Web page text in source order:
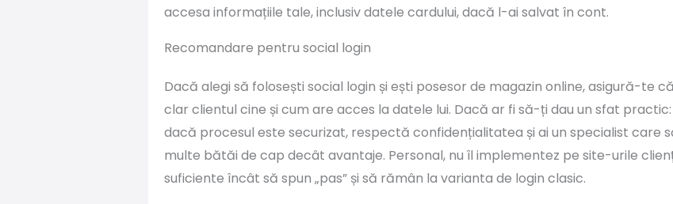
accesa informațiile tale, inclusiv datele cardului, dacă l-ai salvat în cont.
Recomandare pentru social login
Dacă alegi să folosești social login și ești posesor de magazin online, asigură-te
clar clientul cine și cum are acces la datele lui. Dacă ar fi să-ți dau un sfat
dacă procesul este securizat, respectă confidențialitatea și ai un specialist care
multe bătăi de cap decât avantaje. Personal, nu îl implementez pe site-urile
suficiente încât să spun „pas” și să rămân la varianta de login clasic.